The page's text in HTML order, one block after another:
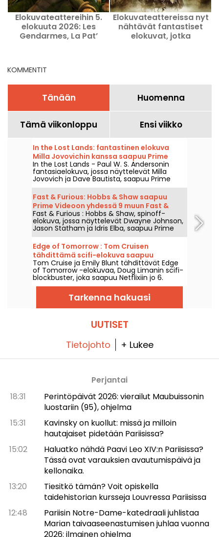
Elokuvateattereihin 5.
elokuuta 2026: Les
Gendarmes, La Pat’
Elokuvateattereissa nyt
nähtävät fantastiset
elokuvat, jotka
KOMMENTIT
Tänään Huomenna
Tämä viikonloppu Ensi viikko
In the Lost Lands: fantastinen elokuva
Milla Jovovichin kanssa saapuu Prime
Videoon
In the Lost Lands - Paul W. S. Andersonin
fantasiaelokuva, jossa näyttelevät Milla
Jovovich ja Dave Bautista, saapuu Prime
Videoon 7. elokuuta 2026.
Fast & Furious: Hobbs & Shaw saapuu
Prime Videoon yhdessä 9 muun Fast &
Furious -elokuvan kanssa
Fast & Furious : Hobbs & Shaw, spinoff-
elokuva, jossa näyttelevät Dwayne Johnson,
Jason Statham ja Idris Elba, saapuu Prime
Videoon 1. elokuuta 2026.
Edge of Tomorrow : Tom Cruisen
tähdittämä scifi-elokuva saapuu
Netflixiin
Tom Cruise ja Emily Blunt tähdittävät Edge
of Tomorrow -elokuvaa, Doug Limanin scifi-
blockbuster, joka saapuu Netflixiin jo 6.
elokuuta 2026.
Tarkenna hakuasi
UUTISET
Tietojohto + Lukee
Perjantai
18:31
Perintöpäivät 2026: vierailut Maubuissonin
luostariin (95), ohjelma
15:31
Kavinsky on kuollut: missä ja milloin
hautajaiset pidetään Pariisissa?
15:02
Haluatko nähdä Paavi Leo XIV:n Pariisissa?
Tässä ovat varauksien avautumispäivä ja
kellonaika.
13:20
Tiesitkö tämän? Voit opiskella
taidehistorian kursseja Louvressa Pariisissa
12:48
Pariisin Notre-Dame-katedraali juhlistaa
Marian taivaaseenastumisen juhlaa vuonna
2026: ilmainen ohjelma